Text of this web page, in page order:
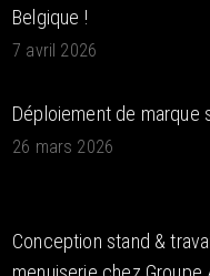
Belgique !
7 avril 2026
Déploiement de marque
26 mars 2026
Conception stand &